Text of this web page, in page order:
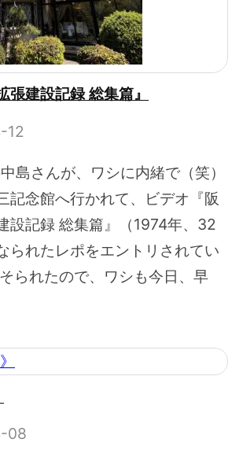
張建設記録 総集篇』
12
島さんが、ワシに内緒で（笑）
記念館へ行かれて、ビデオ『阪
設記録 総集篇』（1974年、32
られたレポをエントリされてい
られたので、ワシも今日、早
08